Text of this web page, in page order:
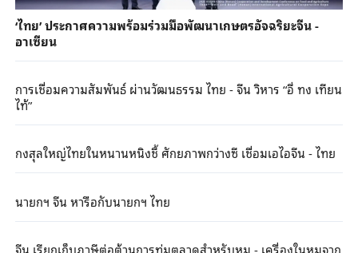
‘ไทย’ ประกาศความพร้อมร่วมมือพัฒนาเกษตรอัจฉริยะจีน -
อาเซียน
การเชื่อมความสัมพันธ์ ผ่านวัฒนธรรม ไทย - จีน วิหาร “อี่ ทง เทียน
ไท้”
กงสุลใหญ่ไทยในหนานหนิงชี้ ศักยภาพกว่างซี เชื่อมเอไอจีน - ไทย
นายกฯ จีน หารือกับนายกฯ ไทย
จีน เรียกเก็บภาษีต่อต้านการทุ่มตลาดสำหรับหมู - เครื่องในหมูจาก